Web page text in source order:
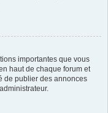
importantes que vous
haut de chaque forum et
de publier des annonces